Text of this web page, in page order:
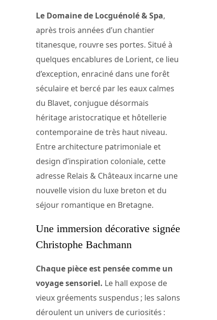
Le Domaine de Locguénolé & Spa,
après trois années d’un chantier
titanesque, rouvre ses portes. Situé à
quelques encablures de Lorient, ce lieu
d’exception, enraciné dans une forêt
séculaire et bercé par les eaux calmes
du Blavet, conjugue désormais
héritage aristocratique et hôtellerie
contemporaine de très haut niveau.
Entre architecture patrimoniale et
design d’inspiration coloniale, cette
adresse Relais & Châteaux incarne une
nouvelle vision du luxe breton et du
séjour romantique en Bretagne.
Une immersion décorative signée
Christophe Bachmann
Chaque pièce est pensée comme un
voyage sensoriel. Le hall expose de
vieux gréements suspendus ; les salons
déroulent un univers de curiosités :